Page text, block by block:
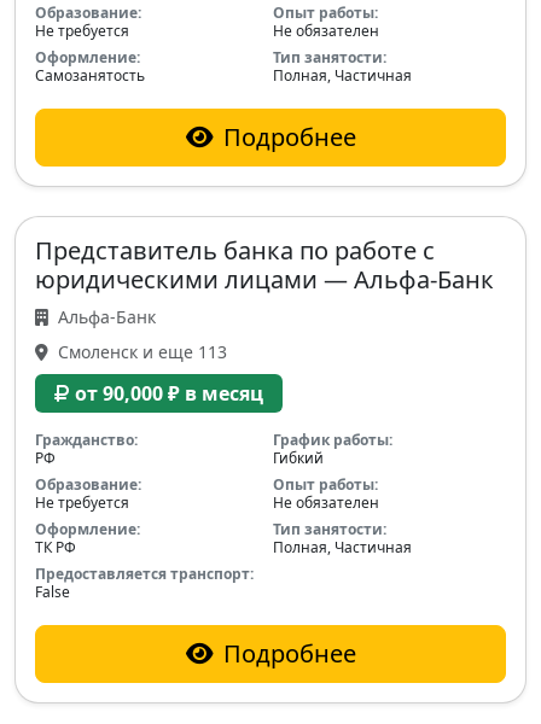
Образование:
Не требуется
Опыт работы:
Не обязателен
Оформление:
Самозанятость
Тип занятости:
Полная, Частичная
Подробнее
Представитель банка по работе с
юридическими лицами — Альфа-Банк
Альфа-Банк
Смоленск и еще 113
от 90,000 ₽ в месяц
Гражданство:
РФ
График работы:
Гибкий
Образование:
Не требуется
Опыт работы:
Не обязателен
Оформление:
ТК РФ
Тип занятости:
Полная, Частичная
Предоставляется транспорт:
False
Подробнее